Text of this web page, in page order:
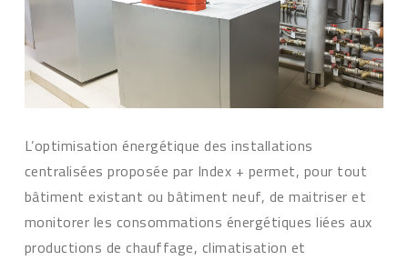
L’optimisation énergétique des installations
centralisées proposée par Index + permet, pour tout
bâtiment existant ou bâtiment neuf, de maitriser et
monitorer les consommations énergétiques liées aux
productions de chauffage, climatisation et